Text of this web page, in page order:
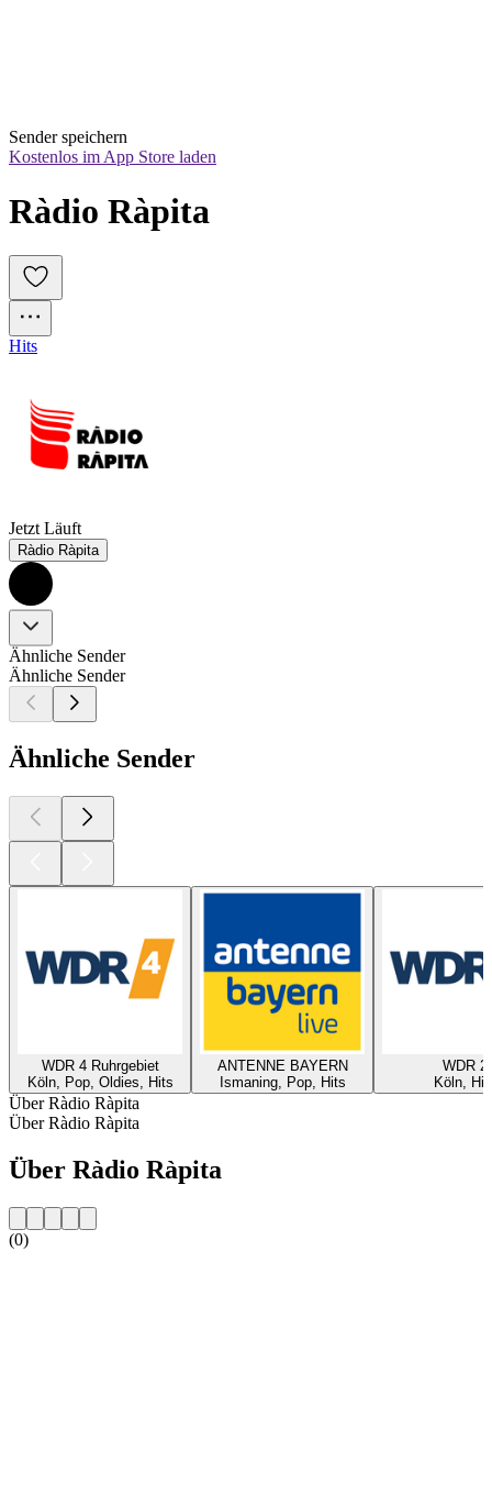
Sender speichern
Kostenlos im App Store laden
Ràdio Ràpita
Hits
Jetzt Läuft
Ràdio Ràpita
Ähnliche Sender
Ähnliche Sender
Ähnliche Sender
WDR 4 Ruhrgebiet
Köln, Pop, Oldies, Hits
ANTENNE BAYERN
Ismaning, Pop, Hits
WDR 2
Köln,
Über Ràdio Ràpita
Über Ràdio Ràpita
Über Ràdio Ràpita
(0)